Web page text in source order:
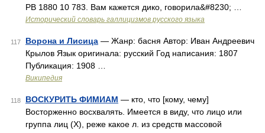
РВ 1880 10 783. Вам кажется дико, говорила&#8230; …
Исторический словарь галлицизмов русского языка
117 Ворона и Лисица — Жанр: басня Автор: Иван Андреевич
Крылов Язык оригинала: русский Год написания: 1807
Публикация: 1908 …
Википедия
118 ВОСКУРИТЬ ФИМИАМ — кто, что [кому, чему]
Восторженно восхвалять. Имеется в виду, что лицо или
группа лиц (Х), реже какое л. из средств массовой